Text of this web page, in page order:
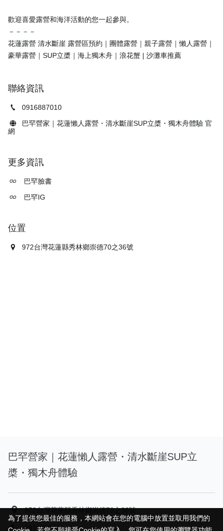
歡迎喜愛露營和海洋活動的您一起參與。
－－－－
花蓮露營 清水斷崖 露營區預約｜團體露營｜親子露營｜懶人露營｜
聯絡資訊
0916887010
巴罕營家｜花蓮懶人露營・清水斷崖SUP立槳・獨木舟體驗 官
網
更多資訊
巴罕臉書
巴罕IG
位置
972台灣花蓮縣秀林鄉崇德70之36號
巴罕營家｜花蓮懶人露營・清水斷崖SUP立
槳・獨木舟體驗
972台灣花蓮縣秀林鄉崇德70之36號
0916887010
為了提供您最佳的服務，本網站會在您的電腦中放置並取用我們的
為了提供您最佳的服務，本網站會在您的電腦中放置並取用我們的